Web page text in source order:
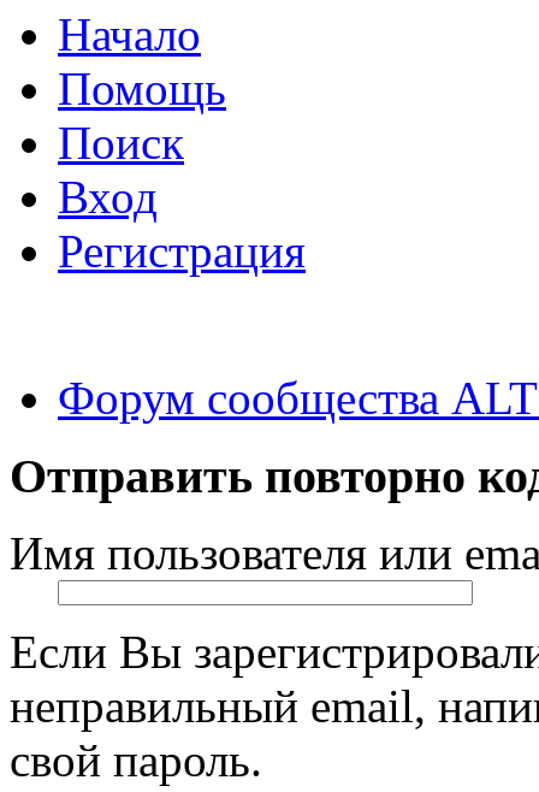
Начало
Помощь
Поиск
Вход
Регистрация
Форум сообщества
Отправить повторно
Имя пользователя или
Если Вы
неправильный email,
свой пароль.